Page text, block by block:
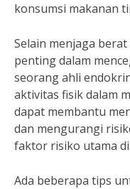
konsumsi makanan
Selain menjaga
penting dalam
seorang ahli
aktivitas fisik dalam
dapat membantu
dan mengurangi
faktor risiko utama
Ada beberapa tips